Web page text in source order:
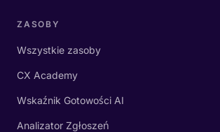
ZASOBY
Wszystkie zasoby
CX Academy
Wskaźnik Gotowości AI
Analizator Zgłoszeń